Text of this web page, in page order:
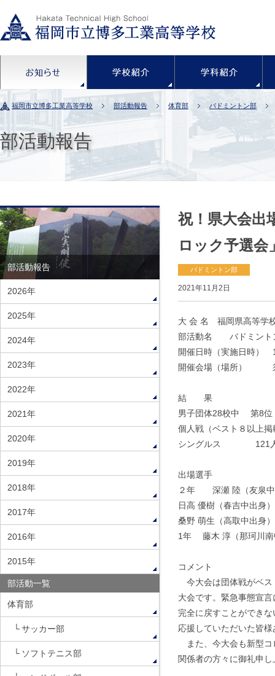
福岡市立博多工業高等学校 部活動報告 体育部 バドミントン部
部活動報告
祝！県大会出
ロック予選会
バドミントン部
2021年11月2日
大 会 名 福岡県高等学
部活動名 バドミント
開催日時（実施日時）
開催会場（場所）
結 果
男子団体28校中 第8位
個人戦（ベスト８以上掲
シングルス 121
出場選手
２年 深瀬 陸（友泉中
日高 優樹（春吉中出身
桑野 萌生（高取中出身）
1年 藤木 淳（那珂川南
コメント
今大会は団体戦がベス
大会です。緊急事態宣
完全に戻すことができ
応援していただいた皆
また、今大会も新型コ
関係者の方々に御礼申
部活動報告
2026年
2025年
2024年
2023年
2022年
2021年
2020年
2019年
2018年
2017年
2016年
2015年
部活動一覧
体育部
サッカー部
ソフトテニス部